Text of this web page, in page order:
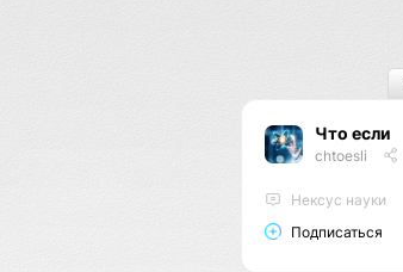
Что если
chtoesli
Нексус науки
Подписаться